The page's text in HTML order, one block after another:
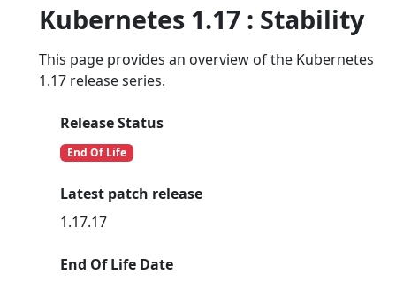
Kubernetes 1.17 : Stability
This page provides an overview of the Kubernetes
1.17 release series.
Release Status
End Of Life
Latest patch release
1.17.17
End Of Life Date